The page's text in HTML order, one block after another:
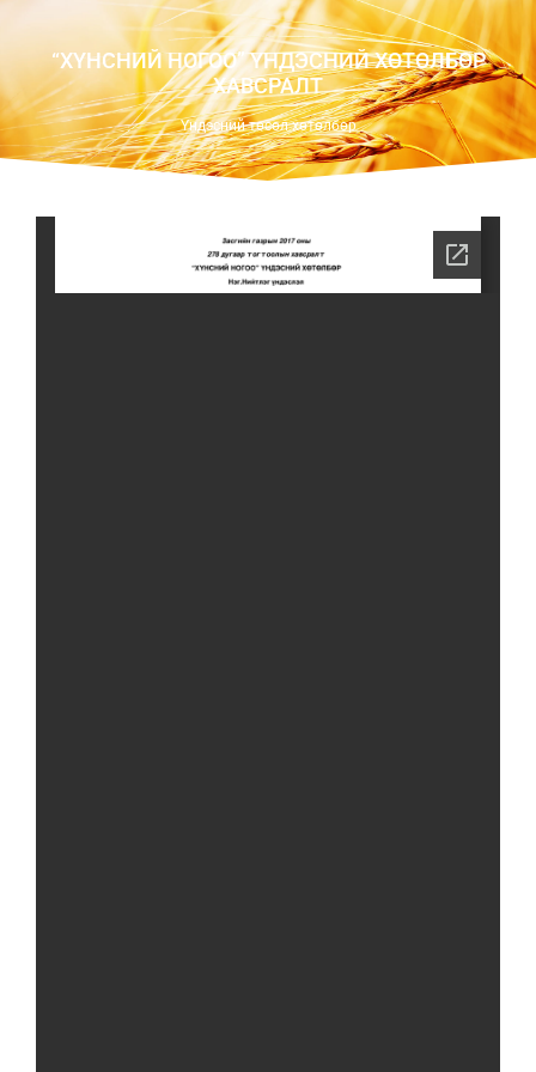
“ХҮНСНИЙ НОГОО” ҮНДЭСНИЙ ХӨТӨЛБӨР
ХАВСРАЛТ
Үндэсний төсөл хөтөлбөр